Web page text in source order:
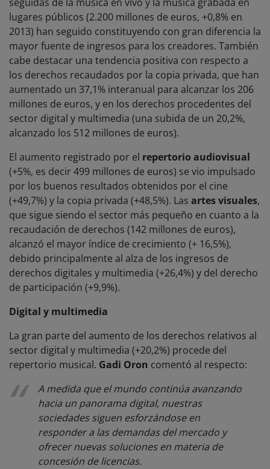
lugares públicos (2.200 millones de euros, +0,8% en
2013) han seguido constituyendo con gran diferencia la
mayor fuente de ingresos para los creadores. También
cabe destacar una tendencia positiva con respecto a
los derechos recaudados por la copia privada, que han
aumentado un 37,1% interanual para alcanzar los 206
millones de euros, y en los derechos procedentes del
sector digital y multimedia (una subida de un 20,2%,
alcanzado los 512 millones de euros).
El aumento registrado por el repertorio audiovisual
(+5%, es decir 499 millones de euros) se vio impulsado
por los buenos resultados obtenidos por el cine
(+49,7%) y la copia privada (+48,5%). Las artes visuales,
que sigue siendo el sector más pequeño en cuanto a la
recaudación de derechos (142 millones de euros),
alcanzó el mayor índice de crecimiento (+ 16,5%),
debido principalmente al alza de los ingresos de
derechos digitales y multimedia (+26,4%) y del derecho
de participación (+9,9%).
Digital y multimedia
La gran parte del aumento de los derechos relativos al
sector digital y multimedia (+20,2%) procede del
repertorio musical. Gadi Oron comentó al respecto:
A medida que el mundo continúa avanzando
hacia un panorama digital, nuestras
sociedades siguen esforzándose en
responder a las demandas del mercado y
ofrecer nuevas soluciones en materia de
concesión de licencias.